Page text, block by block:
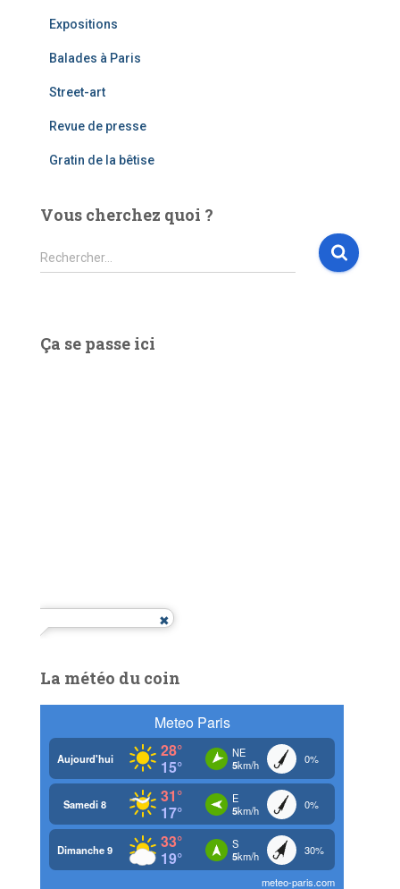
Expositions
Balades à Paris
Street-art
Revue de presse
Gratin de la bêtise
Vous cherchez quoi ?
R
e
r
Rechercher…
Ça se passe ici
La météo du coin